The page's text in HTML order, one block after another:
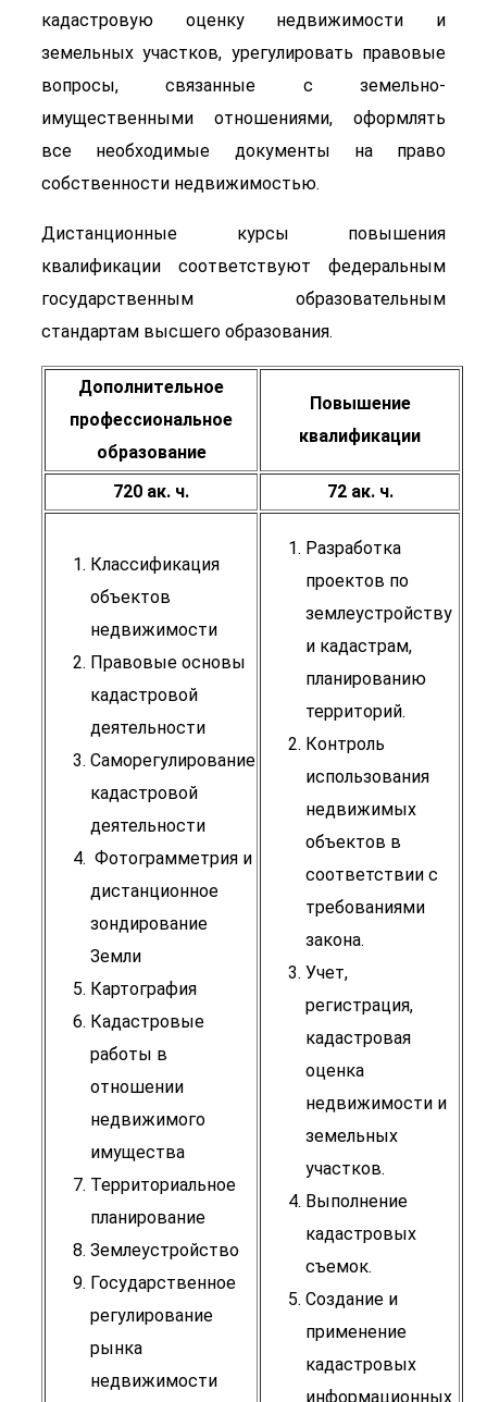
кадастровую оценку недвижимости и
земельных участков, урегулировать правовые
вопросы, связанные с земельно-
имущественными отношениями, оформлять
все необходимые документы на право
собственности недвижимостью.
Дистанционные курсы повышения
квалификации соответствуют федеральным
государственным образовательным
стандартам высшего образования.
Дополнительное
профессиональное
образование
Повышение
квалификации
720 ак. ч. 72 ак. ч.
Классификация
объектов
недвижимости
Правовые основы
кадастровой
деятельности
Саморегулирование
кадастровой
деятельности
Фотограмметрия и
дистанционное
зондирование
Земли
Картография
Кадастровые
работы в
отношении
недвижимого
имущества
Территориальное
планирование
Землеустройство
Государственное
регулирование
рынка
недвижимости
Разработка
проектов по
землеустройству
и кадастрам,
планированию
территорий.
Контроль
использования
недвижимых
объектов в
соответствии с
требованиями
закона.
Учет,
регистрация,
кадастровая
оценка
недвижимости и
земельных
участков.
Выполнение
кадастровых
съемок.
Создание и
применение
кадастровых
информационных